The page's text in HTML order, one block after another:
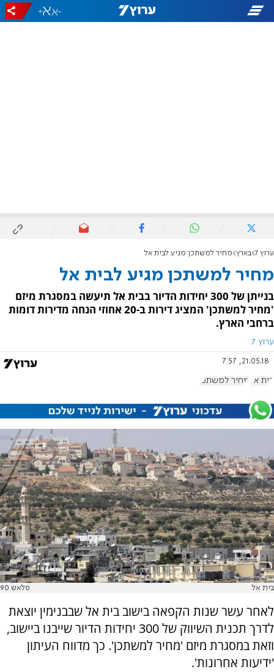
-
+
ערוץ 7 בארץ מחיר למשתכן מגיע לבית אל
מחיר למשתכן מגיע לבית אל
בנייתן של 300 יחידות הדיור בבית אל תיעשה במסגרת מיזם
'מחיר למשתכן' המציג דירות ב-20 אחוזי הנחה מדירות דומות
ברחבי הארץ.
ערוץ 7
21.05.18, 7:57
בית אל מחיר למשתכן
בית אל פלאש 90
לאחר עשר שנות הקפאה בישוב בית אל שבבנימין יוצאת
לדרך תכנית השיווק של 300 יחידות הדיור שייבנו ביישוב,
וזאת במסגרת מיזם 'מחיר למשתכן'. כך מדווח העיתון
'ידיעות אחרונות'.